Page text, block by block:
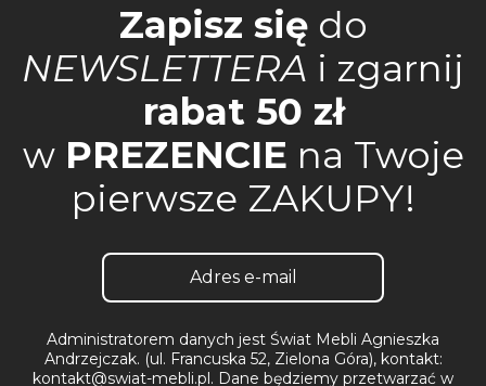
Zapisz siędo
NEWSLETTERA i zgarnij
rabat 50 zł
w PREZENCIE na Twoje
pierwsze ZAKUPY!
Administratorem danych jest Świat Mebli Agnieszka
Andrzejczak. (ul. Francuska 52, Zielona Góra), kontakt:
kontakt@swiat-mebli.pl. Dane będziemy przetwarzać w